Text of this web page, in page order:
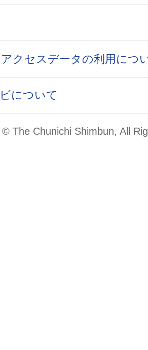
クセスデータの利用につ
について
The Chunichi Shimbun, All